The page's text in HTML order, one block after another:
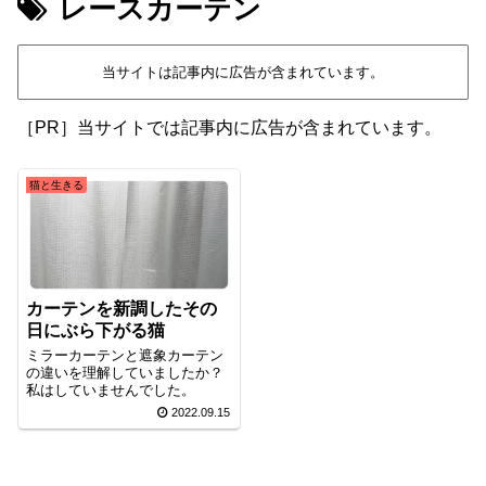
レースカーテン
当サイトは記事内に広告が含まれています。
［PR］当サイトでは記事内に広告が含まれています。
猫と生きる
カーテンを新調したその
日にぶら下がる猫
ミラーカーテンと遮象カーテン
の違いを理解していましたか？
私はしていませんでした。
2022.09.15